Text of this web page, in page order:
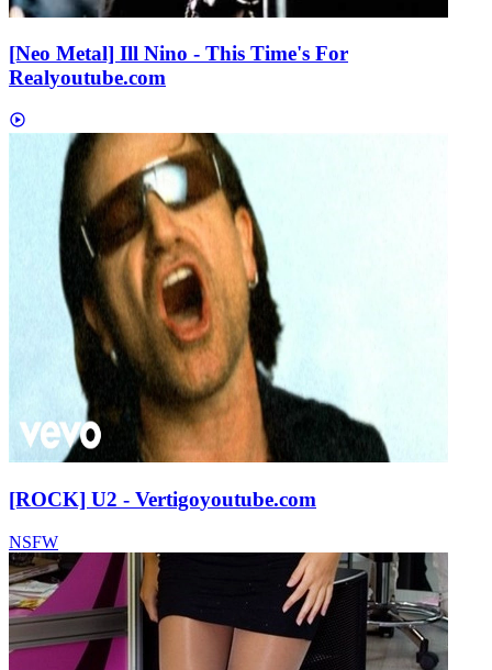
[Neo Metal] Ill Nino - This Time's For
Realyoutube.com
[ROCK] U2 - Vertigoyoutube.com
NSFW